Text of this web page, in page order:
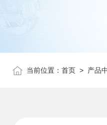
当前位置： 首页 > 产品